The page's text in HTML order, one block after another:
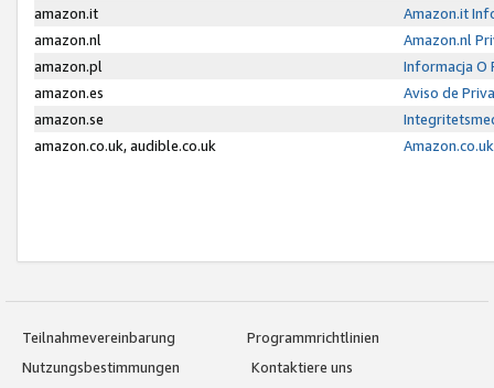
amazon.it
Amazon.it
amazon.nl
Amazon.nl
amazon.pl
Informacja O
amazon.es
Aviso de
amazon.se
amazon.co.uk, audible.co.uk
Teilnahmevereinbarung
Programmrichtlinien
Nutzungsbestimmungen
Kontaktiere uns